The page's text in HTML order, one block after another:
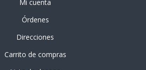
Mi cuenta
Órdenes
Direcciones
Carrito de compras